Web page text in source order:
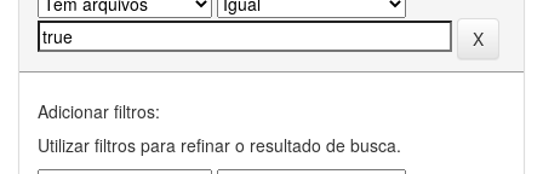
Adicionar filtros:
Utilizar filtros para refinar o resultado de busca.